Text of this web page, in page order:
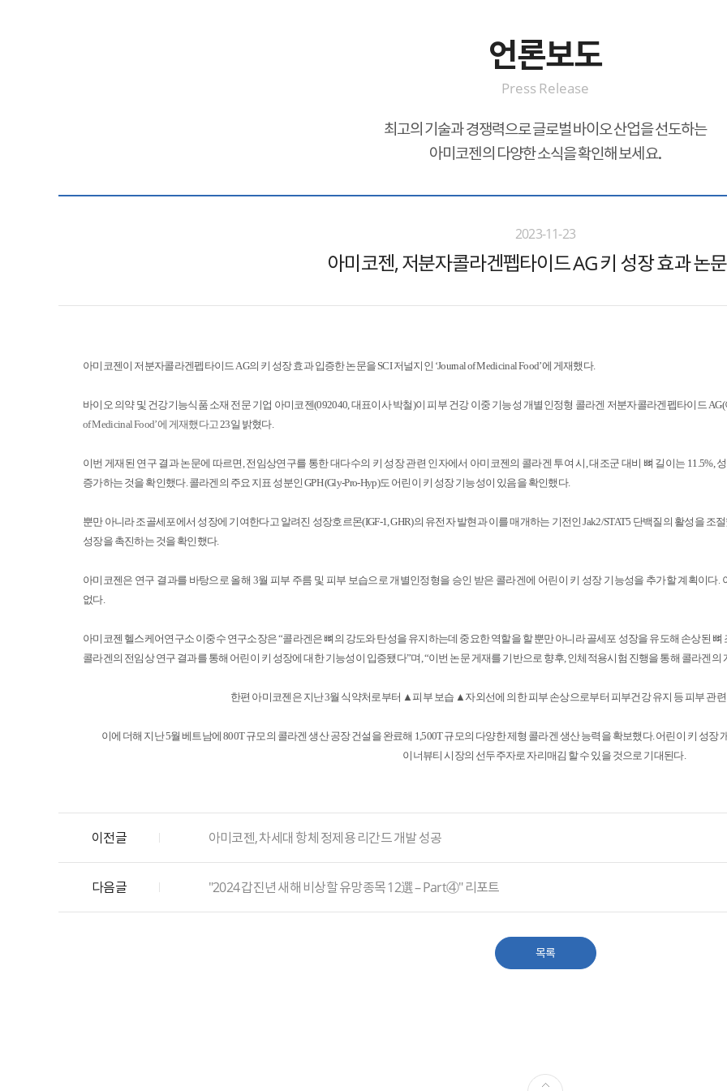
언론보도
Press Release
최고의 기술과 경쟁력으로 글로벌 바이오 산업을 선도하는
아미코젠의 다양한 소식을 확인해 보세요.
2023-11-23
아미코젠, 저분자콜라겐펩타이드 AG 키 성장 효과 논
아미코젠이 저분자콜라겐펩타이드AG의 키 성장 효과 입증한 논문을 SCI저널지인 ‘Journal of Medicinal Food’에 게재했다.
바이오 의약 및 건강기능식품 소재 전문 기업 아미코젠(092040,대표이사 박철)이 피부 건강 이중 기능성 개별인정형 콜라겐 저분자콜라겐펩타이드AG(
of Medicinal Food’에 게재했다고23일 밝혔다.
이번 게재된 연구 결과 논문에 따르면 ,전임상연구를 통한 대다수의 키 성장 관련 인자에서 아미코젠의 콜라겐 투여 시 ,대조군 대비 뼈 길이는 11.5%,
증가하는 것을 확인했다.콜라겐의 주요 지표 성분인 GPH (Gly-Pro-Hyp)도 어린이 키 성장 기능성이 있음을 확인했다.
뿐만 아니라 조골세포에서 성장에 기여한다고 알려진 성장호르몬(IGF-1, GHR)의 유전자 발현과 이를 매개하는 기전인Jak2/STAT5 단백질의 활성을 조
성장을 촉진하는 것을 확인했다.
아미코젠은 연구 결과를 바탕으로 올해 3월 피부 주름 및 피부 보습으로 개별인정형을 승인 받은 콜라겐에 어린이 키 성장 기능성을 추가할 계획이다.
없다.
아미코젠 헬스케어연구소 이중수 연구소장은“콜라겐은 뼈의 강도와 탄성을 유지하는데 중요한 역할을 할 뿐만 아니라 골세포 성장을 유도해 손상된
콜라겐의 전임상 연구 결과를 통해 어린이 키 성장에 대한 기능성이 입증됐다”며 , “이번 논문 게재를 기반으로 향후,인체적용시험 진행을 통해 콜라겐의
한편 아미코젠은 지난3월 식약처로부터 ▲피부 보습 ▲자외선에 의한 피부 손상으로부터 피부건강 유지 등 피부 관련
이에 더해 지난5월 베트남에800T규모의 콜라겐 생산 공장 건설을 완료해 1,500T규모의 다양한 제형 콜라겐 생산 능력을 확보했다.어린이 키 성장
이너뷰티 시장의 선두주자로 자리매김 할 수 있을 것으로 기대된다.
이전글 아미코젠, 차세대 항체 정제용 리간드 개발 성공
다음글 "2024 갑진년 새해 비상할 유망종목 12選 – Part④" 리포트
목록